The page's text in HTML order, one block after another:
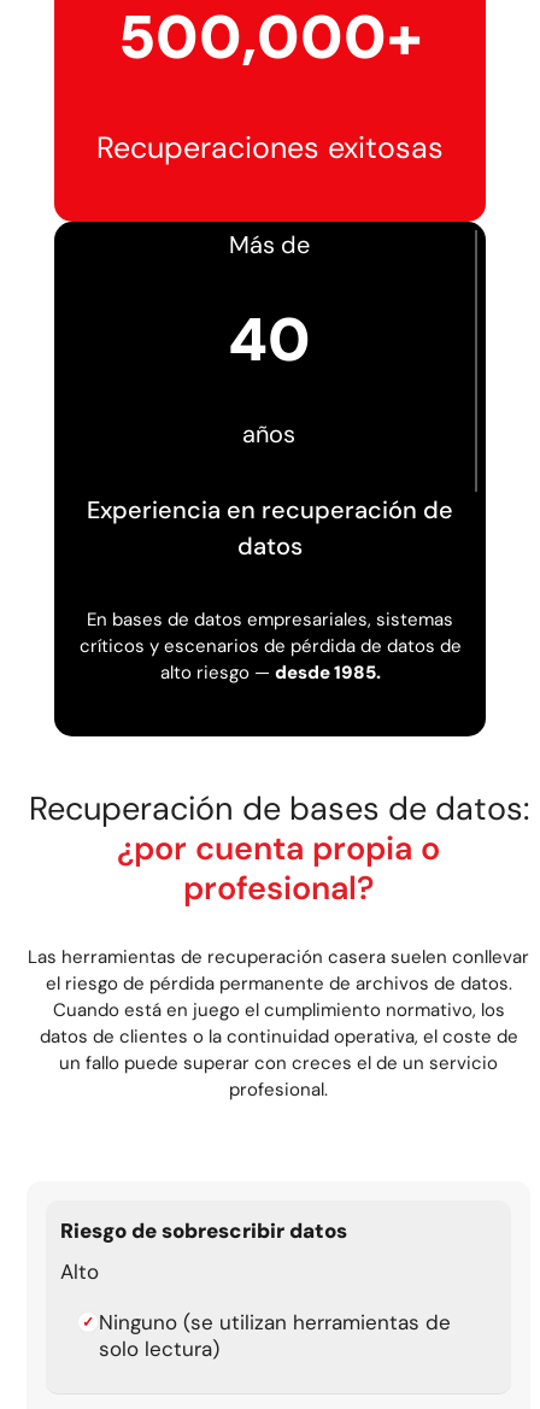
500,000+
Recuperaciones exitosas
Más de
40
años
Experiencia en recuperación de
datos
En bases de datos empresariales, sistemas
críticos y escenarios de pérdida de datos de
alto riesgo — desde 1985.
Recuperación de bases de datos:
¿por cuenta propia o
profesional?
Las herramientas de recuperación casera suelen conllevar
el riesgo de pérdida permanente de archivos de datos.
Cuando está en juego el cumplimiento normativo, los
datos de clientes o la continuidad operativa, el coste de
un fallo puede superar con creces el de un servicio
profesional.
Riesgo de sobrescribir datos
Alto
✓ Ninguno (se utilizan herramientas de
solo lectura)